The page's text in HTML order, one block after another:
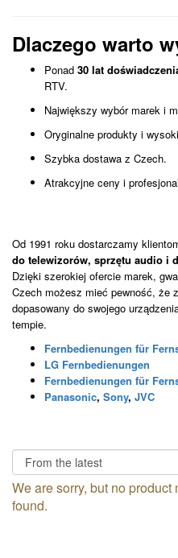
Dlaczego warto
Ponad 30 lat
RTV.
Największy wybór marek i
Oryginalne produkty i
Szybka dostawa z Czech.
Atrakcyjne ceny i
Od 1991 roku dostarczamy
do telewizorów, sprzętu audio i
Dzięki szerokiej ofercie marek,
Czech możesz mieć pewność, że
dopasowany do swojego
tempie.
Fernbedienungen für
LG Fernbedienungen
Fernbedienungen für
Panasonic, Sony, JVC
We are sorry, but no
found.